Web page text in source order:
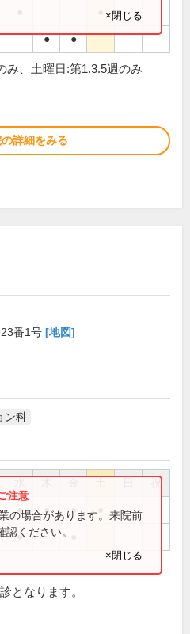
● ●
×閉じる
み、土曜日:第1.3.5週のみ
詳細をみる
番1号 [地図]
ン科
祝
● ● ●
●
の場合があります。来院前
ください。
×閉じる
となります。